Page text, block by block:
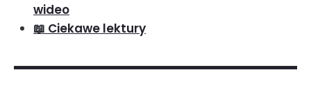
wideo
📖 Ciekawe lektury